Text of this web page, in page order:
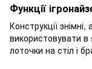
Функції
Конструкції
використовувати в
лоточки на стіл і